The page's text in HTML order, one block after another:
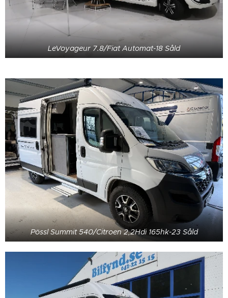
LeVoyageur 7.8/Fiat Automat-18 Såld
Pössl Summit 540/Citroen 2,2Hdi 165hk-23 Såld